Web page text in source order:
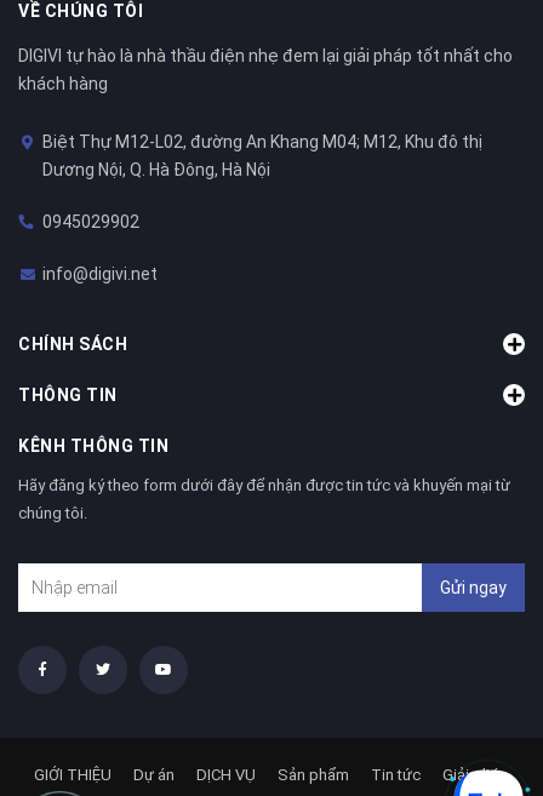
VỀ CHÚNG TÔI
DIGIVI tự hào là nhà thầu điện nhẹ đem lại giải pháp tốt nhất cho
khách hàng
Biệt Thự M12-L02, đường An Khang M04; M12, Khu đô thị
Dương Nội, Q. Hà Đông, Hà Nội
0945029902
info@digivi.net
CHÍNH SÁCH
THÔNG TIN
KÊNH THÔNG TIN
Hãy đăng ký theo form dưới đây để nhận được tin tức và khuyến mại từ
chúng tôi.
Gửi ngay
GIỚI THIỆU Dự án DỊCH VỤ Sản phẩm Tin tức Giải pháp